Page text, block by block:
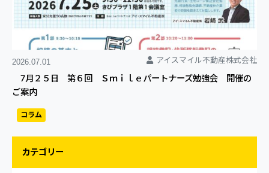
2026.07.01 アイスマイル不動産株式会社
7月２５日 第６回 Ｓｍｉｌｅパートナーズ勉強会 開催の
ご案内
コラム
カテゴリー